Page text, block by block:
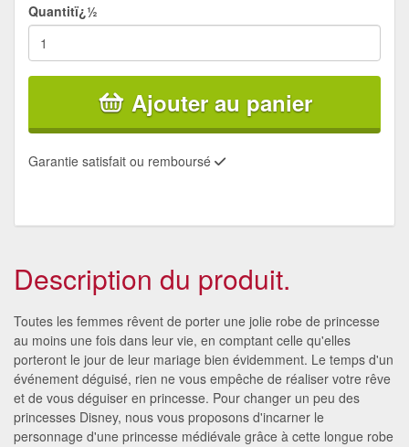
Quantitï¿½
Ajouter au panier
Garantie satisfait ou remboursé
Description du produit.
Toutes les femmes rêvent de porter une jolie robe de princesse
au moins une fois dans leur vie, en comptant celle qu'elles
porteront le jour de leur mariage bien évidemment. Le temps d'un
événement déguisé, rien ne vous empêche de réaliser votre rêve
et de vous déguiser en princesse. Pour changer un peu des
princesses Disney, nous vous proposons d'incarner le
personnage d'une princesse médiévale grâce à cette longue robe